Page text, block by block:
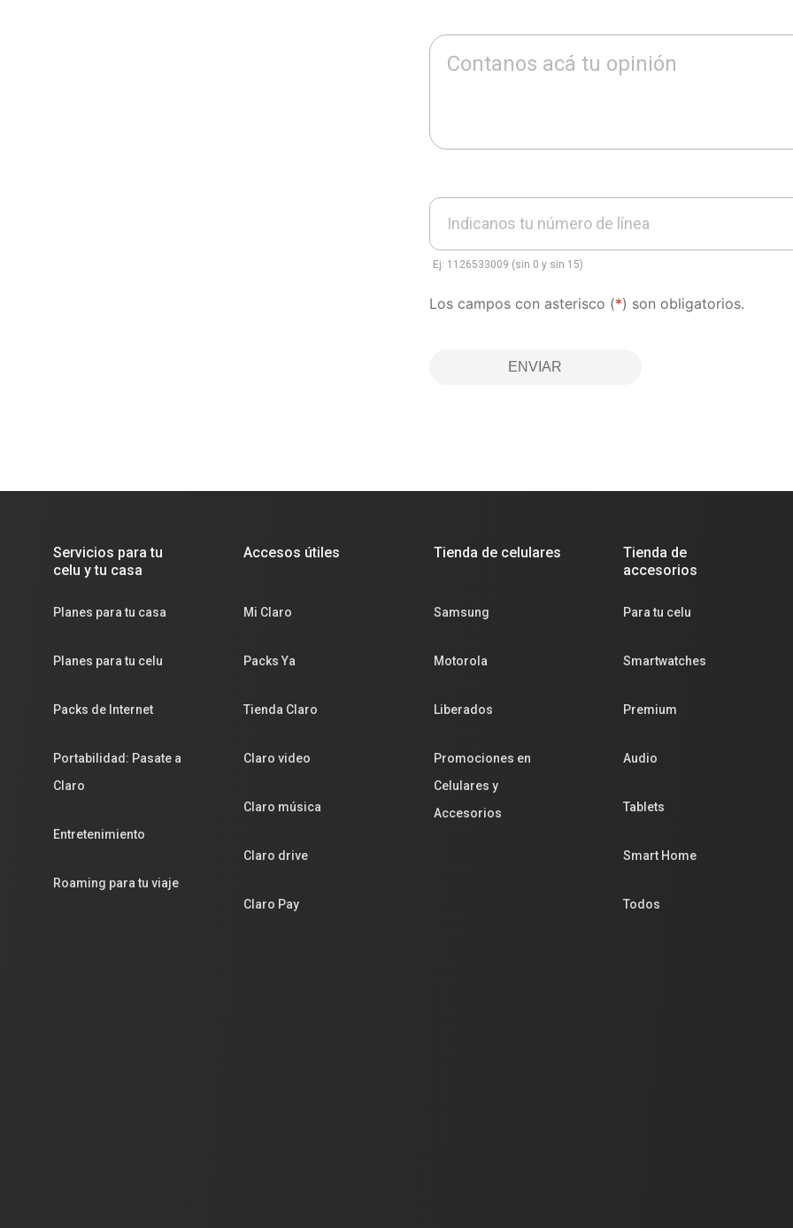
Contanos acá tu opinión
Indicanos tu número de línea
Ej: 1126533009 (sin 0 y sin 15)
Los campos con asterisco (*) son obligatorios.
ENVIAR
Servicios para tu
celu y tu casa
Planes para tu casa
Planes para tu celu
Packs de Internet
Portabilidad: Pasate a
Claro
Entretenimiento
Roaming para tu viaje
Accesos útiles
Mi Claro
Packs Ya
Tienda Claro
Claro video
Claro música
Claro drive
Claro Pay
Tienda de celulares
Samsung
Motorola
Liberados
Promociones en
Celulares y
Accesorios
Tienda de
accesorios
Para tu celu
Smartwatches
Premium
Audio
Tablets
Smart Home
Todos